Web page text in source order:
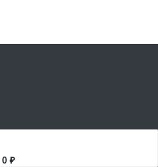
0 ₽